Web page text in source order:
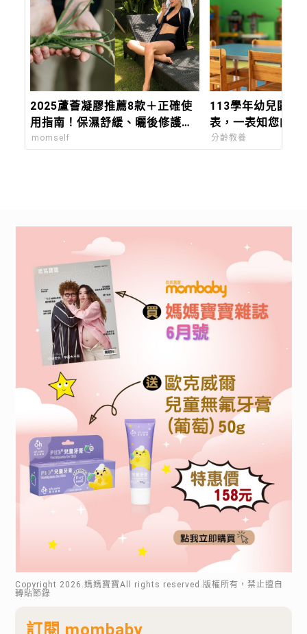
2025蘆薈凝膠推薦8款＋正確使
用指南！保濕舒緩、曬後修護一
次搞懂
momself
113學年幼兒園招
表，一表知您的寶
別
分齡教養
Copyright 2026 .媽媽寶寶All rights reserved.版權所有，禁止擅自
轉貼節錄
訂閱 mombaby